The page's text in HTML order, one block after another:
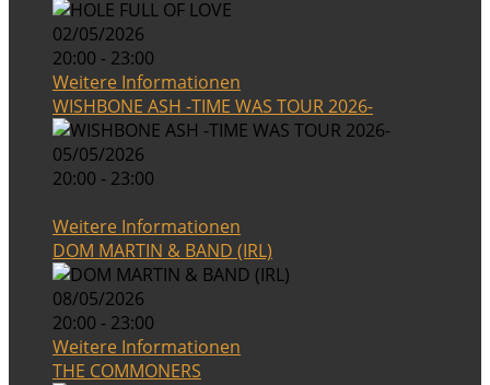
02/05/2026
20:00 - 23:00
Weitere Informationen
WISHBONE ASH -TIME WAS TOUR 2026-
05/05/2026
20:00 - 23:00
Weitere Informationen
DOM MARTIN & BAND (IRL)
08/05/2026
20:00 - 23:00
Weitere Informationen
THE COMMONERS